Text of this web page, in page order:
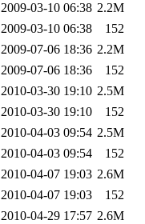
2009-03-10 06:38 2.2M
2009-03-10 06:38
152
2009-07-06 18:36 2.2M
2009-07-06 18:36
152
2010-03-30 19:10 2.5M
2010-03-30 19:10
152
2010-04-03 09:54 2.5M
2010-04-03 09:54
152
2010-04-07 19:03 2.6M
2010-04-07 19:03
152
2010-04-29 17:57 2.6M